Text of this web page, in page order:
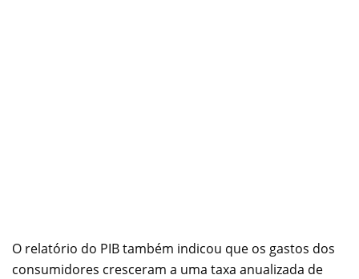
O relatório do PIB também indicou que os gastos dos
consumidores cresceram a uma taxa anualizada de